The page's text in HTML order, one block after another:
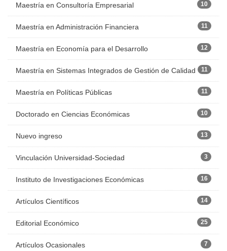
Maestría en Consultoría Empresarial 10
Maestría en Administración Financiera 11
Maestría en Economía para el Desarrollo 12
Maestría en Sistemas Integrados de Gestión de Calidad 11
Maestría en Políticas Públicas 11
Doctorado en Ciencias Económicas 10
Nuevo ingreso 13
Vinculación Universidad-Sociedad 3
Instituto de Investigaciones Económicas 16
Artículos Científicos 14
Editorial Económico 25
Artículos Ocasionales 7